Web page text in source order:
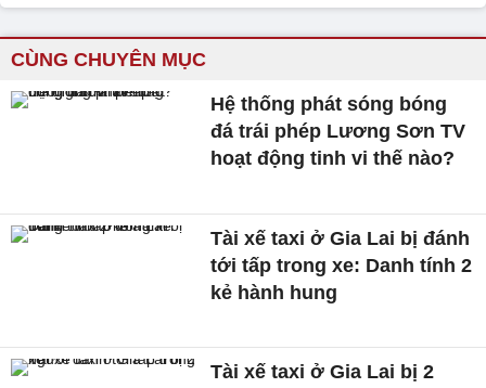
CÙNG CHUYÊN MỤC
Hệ thống phát sóng bóng
đá trái phép Lương Sơn TV
hoạt động tinh vi thế nào?
Tài xế taxi ở Gia Lai bị đánh
tới tấp trong xe: Danh tính 2
kẻ hành hung
Tài xế taxi ở Gia Lai bị 2